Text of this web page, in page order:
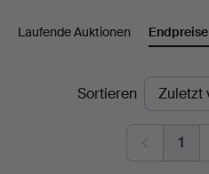
Elektronik
Leiflers
Auktionshus
Laufende Auktionen Endpreise
EndpreiseSortieren
1